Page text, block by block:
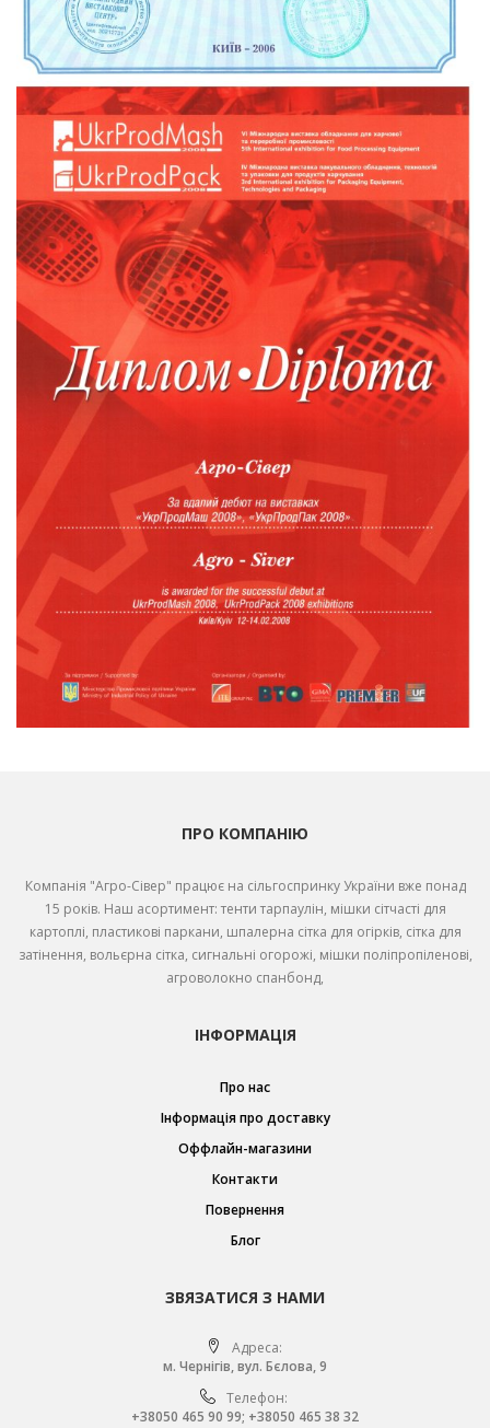
ПРО КОМПАНІЮ
Компанія "Агро-Сівер" працює на сільгоспринку України вже понад
15 років. Наш асортимент: тенти тарпаулін, мішки сітчасті для
картоплі, пластикові паркани, шпалерна сітка для огірків, сітка для
затінення, вольєрна сітка, сигнальні огорожі, мішки поліпропіленові,
агроволокно спанбонд,
ІНФОРМАЦІЯ
Про нас
Інформація про доставку
Оффлайн-магазини
Контакти
Повернення
Блог
ЗВЯЗАТИСЯ З НАМИ
Адреса:
м. Чернігів, вул. Бєлова, 9
Телефон:
+38050 465 90 99; +38050 465 38 32